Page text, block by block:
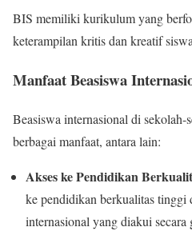
BIS memiliki kurikulum yang
keterampilan kritis dan kreatif
Manfaat Beasiswa
Beasiswa internasional di
berbagai manfaat, antara lain:
Akses ke Pendidikan
ke pendidikan berkualitas tinggi
internasional yang diakui secara